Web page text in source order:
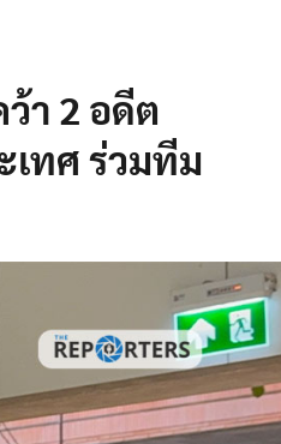
า 2 อดีต
เทศ ร่วมทีม